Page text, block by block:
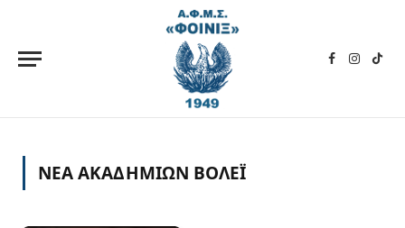
Facebook
ΝΕΑ ΑΚΑΔΗΜΙΩΝ ΒΟΛΕΪ